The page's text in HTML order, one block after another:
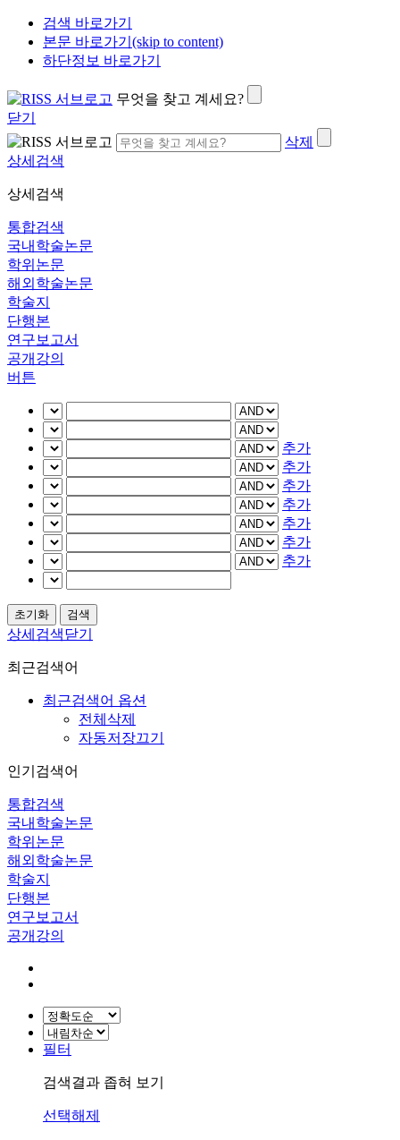
검색 바로가기
본문 바로가기(skip to content)
하단정보 바로가기
무엇을 찾고 계세요?
닫기
삭제
상세검색
상세검색
통합검색
국내학술논문
학위논문
해외학술논문
학술지
단행본
연구보고서
공개강의
버튼
추가
추가
추가
추가
추가
추가
추가
상세검색닫기
최근검색어
최근검색어 옵션
전체삭제
자동저장끄기
인기검색어
통합검색
국내학술논문
학위논문
해외학술논문
학술지
단행본
연구보고서
공개강의
필터
검색결과 좁혀 보기
선택해제